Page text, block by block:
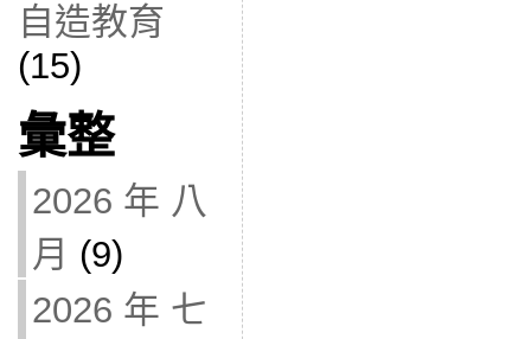
自造教育
(15)
彙整
2026 年 八
月 (9)
2026 年 七